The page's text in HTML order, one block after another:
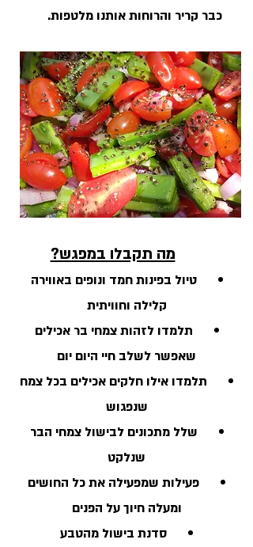
כבר קריר והרוחות אותנו מלטפות.
מה תקבלו במפגש?
טיול בפינות חמד ונופים באווירה
קלילה וחוויתית
תלמדו לזהות צמחי בר אכילים
שאפשר לשלב חיי היום יום
תלמדו אילו חלקים אכילים בכל צמח
שנפגוש
שלל מתכונים לבישול צמחי הבר
שנלקט
פעילות שמפעילה את כל החושים
ומעלה חיוך על הפנים
סדנת בישול מהטבע